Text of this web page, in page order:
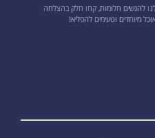
להגשים חלומות, קחו חלק בהצלחה
מיוחדים וטעימים להפליא!